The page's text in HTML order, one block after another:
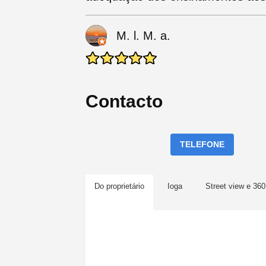
M. l. M. a.
Contacto
TELEFONE
Do proprietário Ioga Street view e 360